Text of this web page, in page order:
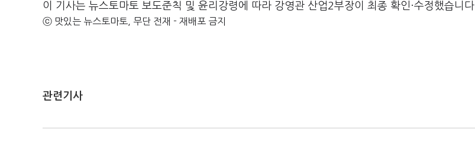
이 기사는 뉴스토마토 보도준칙 및 윤리강령에 따라 강영관 산업2부장이 최종 확인·수정했습니다.
ⓒ 맛있는 뉴스토마토, 무단 전재 - 재배포 금지
관련기사